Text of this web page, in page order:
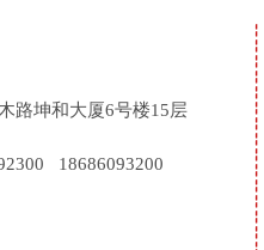
路坤和大厦6号楼15层
18686093200